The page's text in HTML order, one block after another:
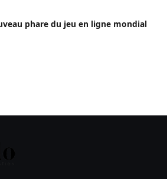
phare du jeu en ligne mondial